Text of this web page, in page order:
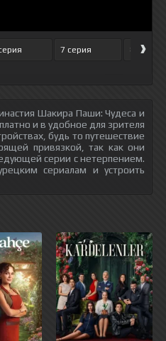
7 серия 8 серия
›
Шакира Паши: Чудеса и
и в удобное для зрителя
будь то путешествие
привязкой, так как они
серии с нетерпением.
сериалам и устроить